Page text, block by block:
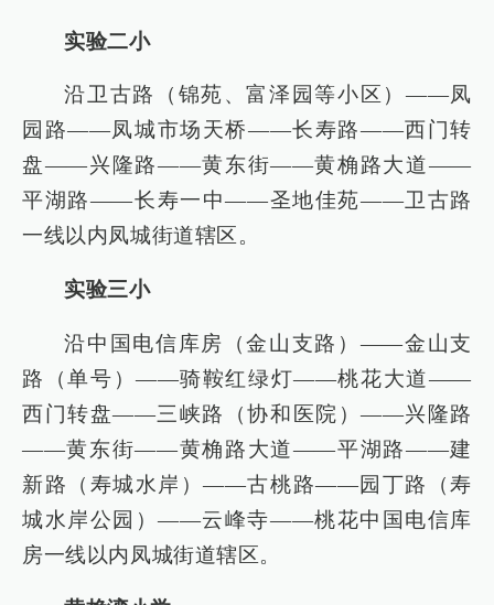
实验二小
沿卫古路（锦苑、富泽园等小区）——凤
园路——凤城市场天桥——长寿路——西门转
盘——兴隆路——黄东街——黄桷路大道——
平湖路——长寿一中——圣地佳苑——卫古路
一线以内凤城街道辖区。
实验三小
沿中国电信库房（金山支路）——金山支
路（单号）——骑鞍红绿灯——桃花大道——
西门转盘——三峡路（协和医院）——兴隆路
——黄东街——黄桷路大道——平湖路——建
新路（寿城水岸）——古桃路——园丁路（寿
城水岸公园）——云峰寺——桃花中国电信库
房一线以内凤城街道辖区。